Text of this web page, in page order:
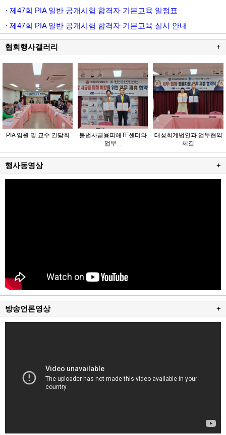
· 제47회 PIA 일반 공개시험 합격자 기본교육 일정표
· 제47회 PIA 일반 공개시험 합격자 기본교육 실시 안내
협회행사갤러리 +
PIA 임원 및 교수 간담회
불법사금융피해TF센터와
업무...
태성회계법인과 업무협약
체결
행사동영상 +
방송언론영상 +